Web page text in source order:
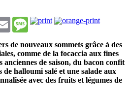
Email Message
de nouveaux sommets grâce à des
comme de la focaccia aux fines
anciennes de saison, du bacon confit
de halloumi salé et une salade aux
avec des fruits et légumes de